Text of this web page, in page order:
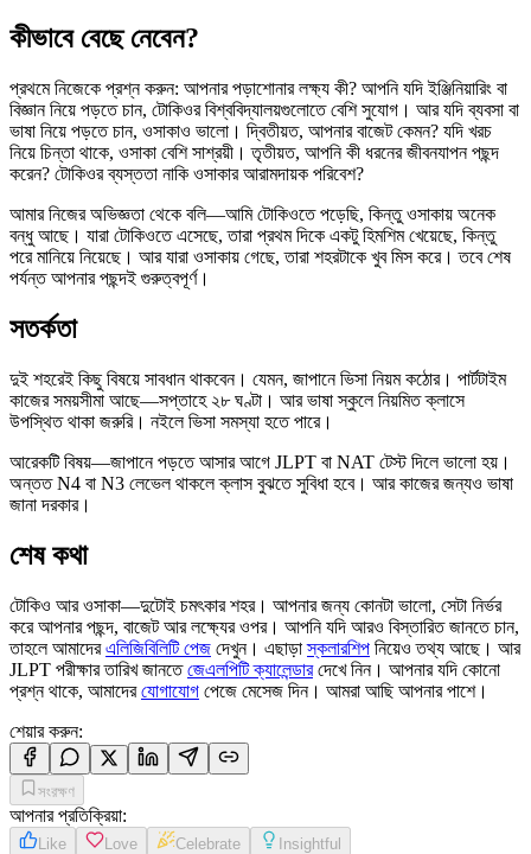
কীভাবে বেছে নেবেন?
প্রথমে নিজেকে প্রশ্ন করুন: আপনার পড়াশোনার লক্ষ্য কী? আপনি যদি ইঞ্জিনিয়ারিং বা
বিজ্ঞান নিয়ে পড়তে চান, টোকিওর বিশ্ববিদ্যালয়গুলোতে বেশি সুযোগ। আর যদি ব্যবসা বা
ভাষা নিয়ে পড়তে চান, ওসাকাও ভালো। দ্বিতীয়ত, আপনার বাজেট কেমন? যদি খরচ
নিয়ে চিন্তা থাকে, ওসাকা বেশি সাশ্রয়ী। তৃতীয়ত, আপনি কী ধরনের জীবনযাপন পছন্দ
করেন? টোকিওর ব্যস্ততা নাকি ওসাকার আরামদায়ক পরিবেশ?
আমার নিজের অভিজ্ঞতা থেকে বলি—আমি টোকিওতে পড়েছি, কিন্তু ওসাকায় অনেক
বন্ধু আছে। যারা টোকিওতে এসেছে, তারা প্রথম দিকে একটু হিমশিম খেয়েছে, কিন্তু
পরে মানিয়ে নিয়েছে। আর যারা ওসাকায় গেছে, তারা শহরটাকে খুব মিস করে। তবে শেষ
পর্যন্ত আপনার পছন্দই গুরুত্বপূর্ণ।
সতর্কতা
দুই শহরেই কিছু বিষয়ে সাবধান থাকবেন। যেমন, জাপানে ভিসা নিয়ম কঠোর। পার্টটাইম
কাজের সময়সীমা আছে—সপ্তাহে ২৮ ঘণ্টা। আর ভাষা স্কুলে নিয়মিত ক্লাসে
উপস্থিত থাকা জরুরি। নইলে ভিসা সমস্যা হতে পারে।
আরেকটি বিষয়—জাপানে পড়তে আসার আগে JLPT বা NAT টেস্ট দিলে ভালো হয়।
অন্তত N4 বা N3 লেভেল থাকলে ক্লাস বুঝতে সুবিধা হবে। আর কাজের জন্যও ভাষা
জানা দরকার।
শেষ কথা
টোকিও আর ওসাকা—দুটোই চমৎকার শহর। আপনার জন্য কোনটা ভালো, সেটা নির্ভর
করে আপনার পছন্দ, বাজেট আর লক্ষ্যের ওপর। আপনি যদি আরও বিস্তারিত জানতে চান,
তাহলে আমাদেরএলিজিবিলিটি পেজ দেখুন। এছাড়াস্কলারশিপ নিয়েও তথ্য আছে। আর
JLPT পরীক্ষার তারিখ জানতেজেএলপিটি ক্যালেন্ডারদেখে নিন। আপনার যদি কোনো
প্রশ্ন থাকে, আমাদেরযোগাযোগ পেজে মেসেজ দিন। আমরা আছি আপনার পাশে।
শেয়ার করুন:
সংরক্ষণ
আপনার প্রতিক্রিয়া:
Like Love Celebrate Insightful